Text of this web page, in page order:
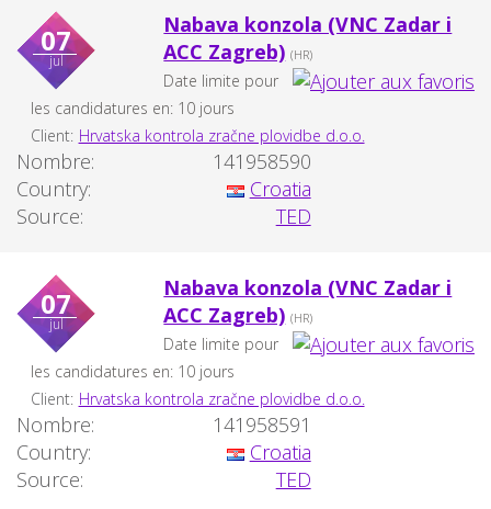
07
jul
Nabava konzola (VNC Zadar i
ACC Zagreb) (HR)
Date limite pour
les candidatures en: 10 jours
Client: Hrvatska kontrola zračne plovidbe d.o.o.
Nombre:
141958590
Country:
Croatia
Source:
TED
07
jul
Nabava konzola (VNC Zadar i
ACC Zagreb) (HR)
Date limite pour
les candidatures en: 10 jours
Client: Hrvatska kontrola zračne plovidbe d.o.o.
Nombre:
141958591
Country:
Croatia
Source:
TED